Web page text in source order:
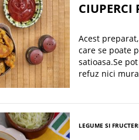
CIUPERCI
Acest
care se poate
satioasa.Se
refuz nici
LEGUME SI FRUCTE